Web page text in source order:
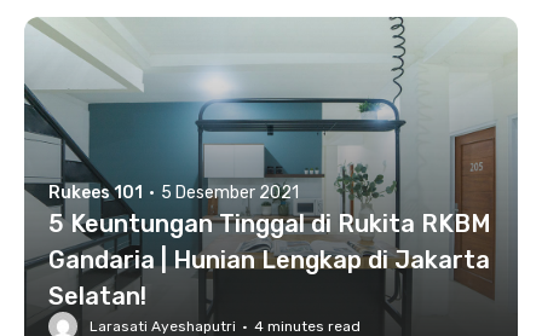
Rukees 101 · 5 Desember 2021
5 Keuntungan Tinggal di Rukita RKBM
Gandaria | Hunian Lengkap di Jakarta
Selatan!
Larasati Ayeshaputri · 4 minutes read